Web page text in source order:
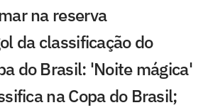
na reserva
da classificação do
do Brasil: 'Noite mágica'
na Copa do Brasil;